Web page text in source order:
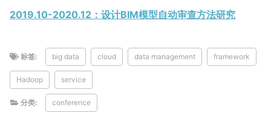
2019.10-2020.12：设计BIM模型自动审查方法研究
标签: big data cloud data management framework
Hadoop service
分类: conference